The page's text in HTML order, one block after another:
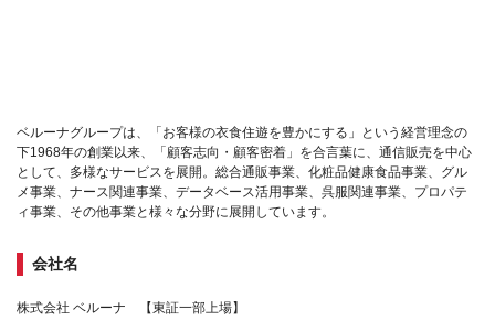
ベルーナグループは、「お客様の衣食住遊を豊かにする」という経営理念の
下1968年の創業以来、「顧客志向・顧客密着」を合言葉に、通信販売を中心
として、多様なサービスを展開。総合通販事業、化粧品健康食品事業、グル
メ事業、ナース関連事業、データベース活用事業、呉服関連事業、プロパテ
ィ事業、その他事業と様々な分野に展開しています。
会社名
株式会社 ベルーナ 【東証一部上場】